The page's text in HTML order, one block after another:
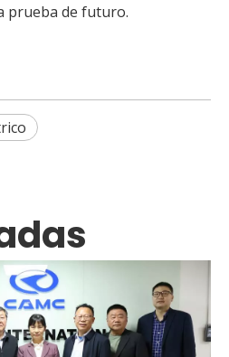
prueba de futuro.